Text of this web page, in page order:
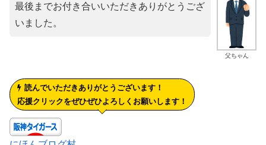
父ちゃん
最後までお付き合いいただきありがとうござ
いました。
読んでいただきありがとうございます！
応援クリックをぜひぜひよろしくお願いします！